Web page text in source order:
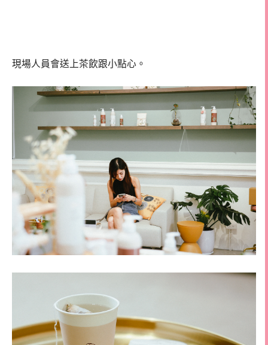
現場人員會送上茶飲跟小點心。